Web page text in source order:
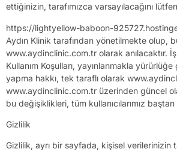
ettiğinizin, tarafımızca varsayılacağını
https://lightyellow-baboon-
Aydın Klinik tarafından yönetilmekte olup,
www.aydinclinic.com.tr olarak anılacaktır.
Kullanım Koşulları, yayınlanmakla
yapma hakkı, tek taraflı olarak
www.aydinclinic.com.tr üzerinden güncel
bu değişiklikleri, tüm kullanıcılarımız baştan
Gizlilik
Gizlilik, ayrı bir sayfada, kişisel verilerinizin